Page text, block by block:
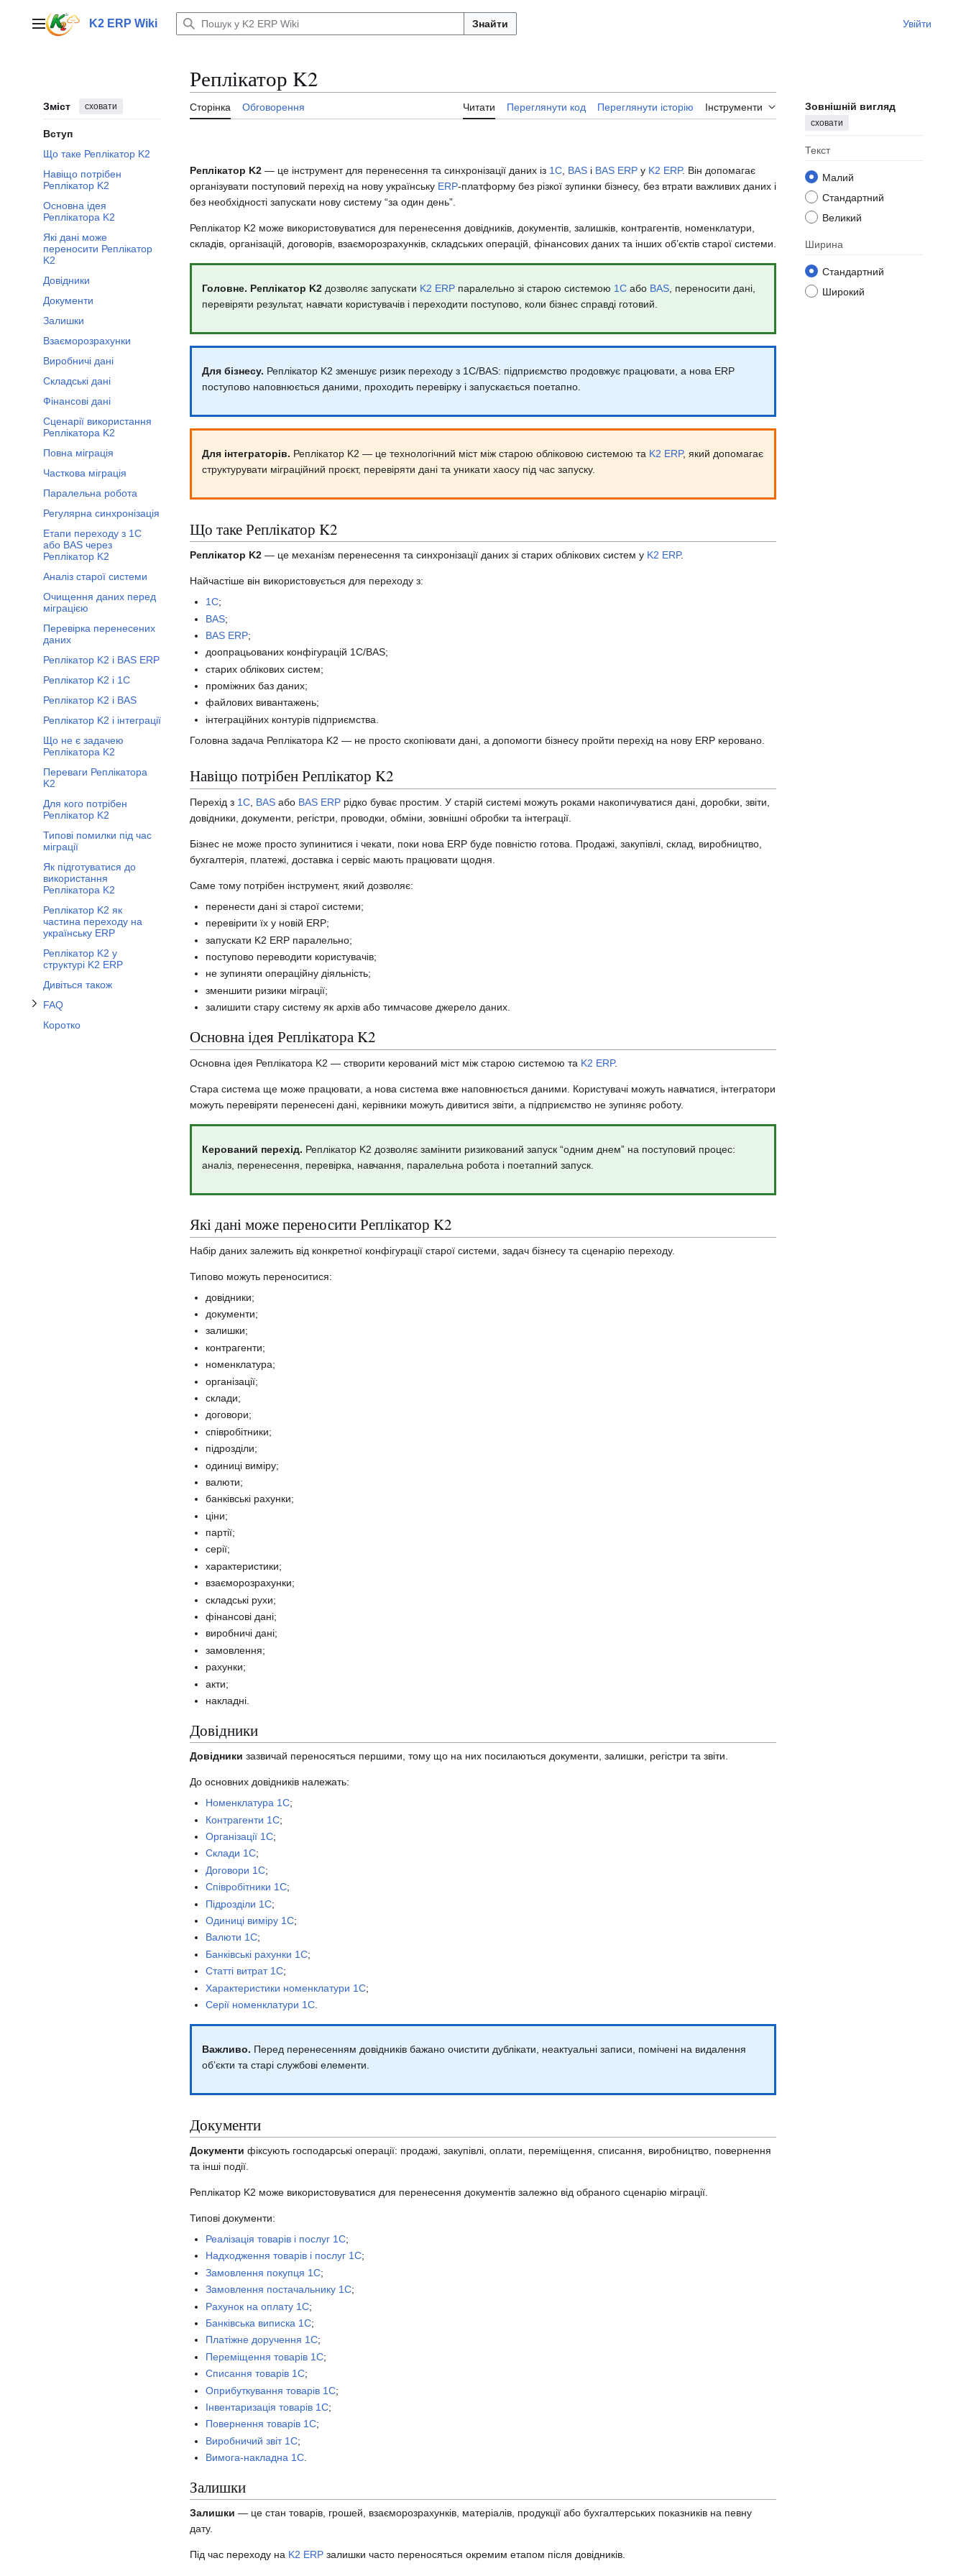
вмісту Головне менюK2 ERP Wiki Знайти Увійти
Зміст сховати
Вступ
Що таке Реплікатор K2
Навіщо потрібен
Реплікатор K2
Основна ідея
Реплікатора K2
Які дані може
переносити Реплікатор
K2
Довідники
Документи
Залишки
Взаєморозрахунки
Виробничі дані
Складські дані
Фінансові дані
Сценарії використання
Реплікатора K2
Повна міграція
Часткова міграція
Паралельна робота
Регулярна синхронізація
Етапи переходу з 1С
або BAS через
Реплікатор K2
Аналіз старої системи
Очищення даних перед
міграцією
Перевірка перенесених
даних
Реплікатор K2 і BAS ERP
Реплікатор K2 і 1С
Реплікатор K2 і BAS
Реплікатор K2 і інтеграції
Що не є задачею
Реплікатора K2
Переваги Реплікатора
K2
Для кого потрібен
Реплікатор K2
Типові помилки під час
міграції
Як підготуватися до
використання
Реплікатора K2
Реплікатор K2 як
частина переходу на
українську ERP
Реплікатор K2 у
структурі K2 ERP
Дивіться також
FAQ
Перемкнути підрозділ FAQ
Коротко
Реплікатор K2
Сторінка Обговорення Читати Переглянути код Переглянути історію Інструменти Зовнішній вигляд
сховати
Текст
Малий
Стандартний
Великий
Ширина
Стандартний
Широкий
Реплікатор K2 — це інструмент для перенесення та синхронізації даних із 1С BAS і BAS ERP у K2 ERP. Він допомагає
організувати поступовий перехід на нову українську ERP-платформу без різкої зупинки бізнесу, без втрати важливих даних і
без необхідності запускати нову систему “за один день”.
Реплікатор K2 може використовуватися для перенесення довідників, документів, залишків, контрагентів, номенклатури,
складів, організацій, договорів, взаєморозрахунків, складських операцій, фінансових даних та інших об’єктів старої системи.
Головне. Реплікатор K2 дозволяє запускати K2 ERP паралельно зі старою системою 1С або BAS , переносити дані,
перевіряти результат, навчати користувачів і переходити поступово, коли бізнес справді готовий.
Для бізнесу. Реплікатор K2 зменшує ризик переходу з 1С/BAS: підприємство продовжує працювати, а нова ERP
поступово наповнюється даними, проходить перевірку і запускається поетапно.
Для інтеграторів. Реплікатор K2 — це технологічний міст між старою обліковою системою та K2 ERP, який допомагає
структурувати міграційний проєкт, перевіряти дані та уникати хаосу під час запуску.
Що таке Реплікатор K2
Реплікатор K2 — це механізм перенесення та синхронізації даних зі старих облікових систем у K2 ERP.
Найчастіше він використовується для переходу з:
1С;
BAS;
BAS ERP;
доопрацьованих конфігурацій 1С/BAS;
старих облікових систем;
проміжних баз даних;
файлових вивантажень;
інтеграційних контурів підприємства.
Головна задача Реплікатора K2 — не просто скопіювати дані, а допомогти бізнесу пройти перехід на нову ERP керовано.
Навіщо потрібен Реплікатор K2
Перехід з 1С BAS або BAS ERP рідко буває простим. У старій системі можуть роками накопичуватися дані, доробки, звіти,
довідники, документи, регістри, проводки, обміни, зовнішні обробки та інтеграції.
Бізнес не може просто зупинитися і чекати, поки нова ERP буде повністю готова. Продажі, закупівлі, склад, виробництво,
бухгалтерія, платежі, доставка і сервіс мають працювати щодня.
Саме тому потрібен інструмент, який дозволяє:
перенести дані зі старої системи;
перевірити їх у новій ERP;
запускати K2 ERP паралельно;
поступово переводити користувачів;
не зупиняти операційну діяльність;
зменшити ризики міграції;
залишити стару систему як архів або тимчасове джерело даних.
Основна ідея Реплікатора K2
Основна ідея Реплікатора K2 — створити керований міст між старою системою та K2 ERP.
Стара система ще може працювати, а нова система вже наповнюється даними. Користувачі можуть навчатися, інтегратори
можуть перевіряти перенесені дані, керівники можуть дивитися звіти, а підприємство не зупиняє роботу.
Керований перехід. Реплікатор K2 дозволяє замінити ризикований запуск “одним днем” на поступовий процес:
аналіз, перенесення, перевірка, навчання, паралельна робота і поетапний запуск.
Які дані може переносити Реплікатор K2
Набір даних залежить від конкретної конфігурації старої системи, задач бізнесу та сценарію переходу.
Типово можуть переноситися:
довідники;
документи;
залишки;
контрагенти;
номенклатура;
організації;
склади;
договори;
співробітники;
підрозділи;
одиниці виміру;
валюти;
банківські рахунки;
ціни;
партії;
серії;
характеристики;
взаєморозрахунки;
складські рухи;
фінансові дані;
виробничі дані;
замовлення;
рахунки;
акти;
накладні.
Довідники
Довідники зазвичай переносяться першими, тому що на них посилаються документи, залишки, регістри та звіти.
До основних довідників належать:
Номенклатура 1С;
Контрагенти 1С;
Організації 1С;
Склади 1С;
Договори 1С;
Співробітники 1С;
Підрозділи 1С;
Одиниці виміру 1С;
Валюти 1С;
Банківські рахунки 1С;
Статті витрат 1С;
Характеристики номенклатури 1С;
Серії номенклатури 1С
Важливо. Перед перенесенням довідників бажано очистити дублікати, неактуальні записи, помічені на видалення
об’єкти та старі службові елементи.
Документи
Документи фіксують господарські операції: продажі, закупівлі, оплати, переміщення, списання, виробництво, повернення
та інші події.
Реплікатор K2 може використовуватися для перенесення документів залежно від обраного сценарію міграції.
Типові документи:
Реалізація товарів і послуг 1С;
Надходження товарів і послуг 1С;
Замовлення покупця 1С;
Замовлення постачальнику 1С;
Рахунок на оплату 1С;
Банківська виписка 1С;
Платіжне доручення 1С;
Переміщення товарів 1С;
Списання товарів 1С;
Оприбуткування товарів 1С;
Інвентаризація товарів 1С;
Повернення товарів 1С;
Виробничий звіт 1С;
Вимога-накладна 1С
Залишки
Залишки — це стан товарів, грошей, взаєморозрахунків, матеріалів, продукції або бухгалтерських показників на певну
дату.
Під час переходу на K2 ERP залишки часто переносяться окремим етапом після довідників.